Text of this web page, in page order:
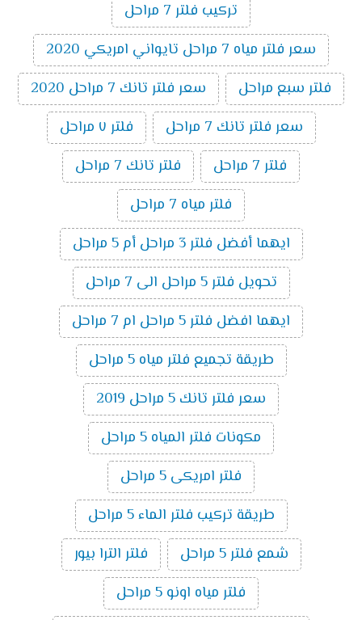
تركيب فلتر 7 مراحل
سعر فلتر مياه 7 مراحل تايواني امريكي 2020
فلتر سبع مراحل
سعر فلتر تانك 7 مراحل 2020
سعر فلتر تانك 7 مراحل
فلتر ٧ مراحل
فلتر 7 مراحل
فلتر تانك 7 مراحل
فلتر مياه 7 مراحل
ايهما أفضل فلتر 3 مراحل أم 5 مراحل
تحويل فلتر 5 مراحل الى 7 مراحل
ايهما افضل فلتر 5 مراحل ام 7 مراحل
طريقة تجميع فلتر مياه 5 مراحل
سعر فلتر تانك 5 مراحل 2019
مكونات فلتر المياه 5 مراحل
فلتر امريكى 5 مراحل
طريقة تركيب فلتر الماء 5 مراحل
شمع فلتر 5 مراحل
فلتر الترا بيور
فلتر مياه اونو 5 مراحل